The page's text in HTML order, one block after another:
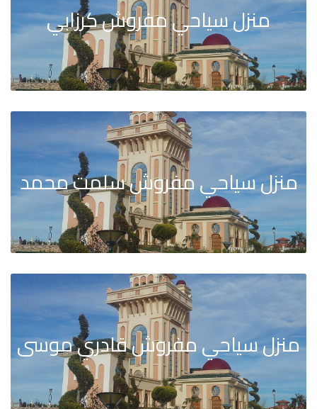
منزل سياحي مفروش كرزابي
منزل سياحي مفروش سلمت محمد
منزل سياحي مفروش قادري موسى